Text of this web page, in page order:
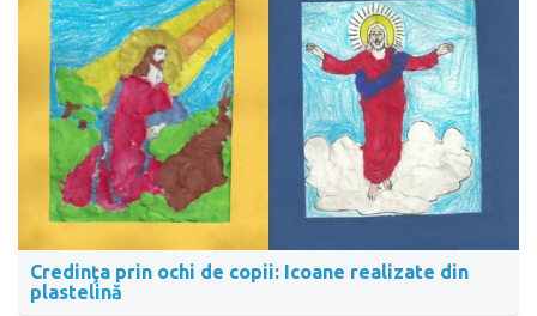
Credinţa prin ochi de copii: Icoane realizate din
plastelină